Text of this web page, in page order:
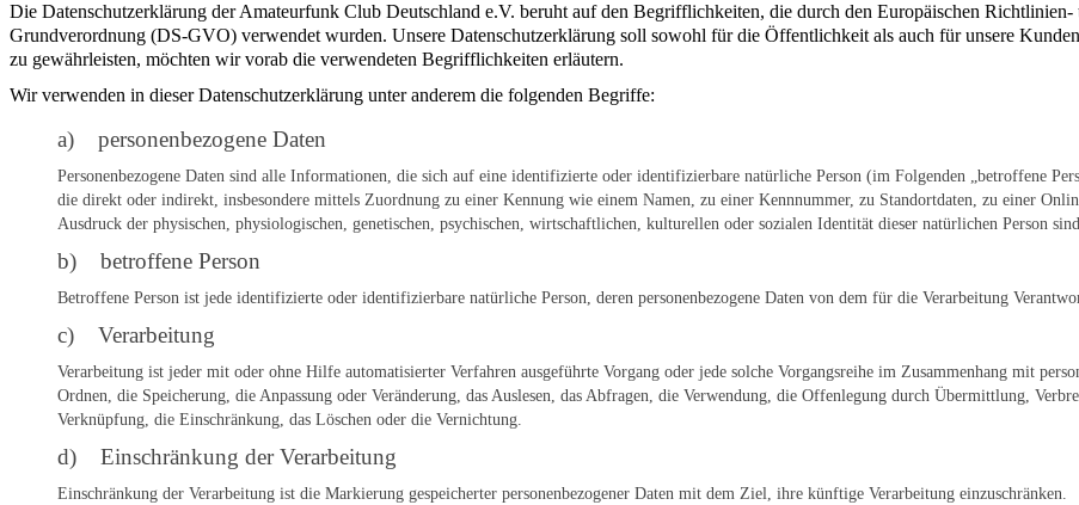
Die Datenschutzerklärung der Amateurfunk Club Deutschland e.V. beruht auf den Begrifflichkeiten, die durch den Europäischen Richtlinien-
Grundverordnung (DS-GVO) verwendet wurden. Unsere Datenschutzerklärung soll sowohl für die Öffentlichkeit als auch für unsere
zu gewährleisten, möchten wir vorab die verwendeten Begrifflichkeiten erläutern.
Wir verwenden in dieser Datenschutzerklärung unter anderem die folgenden Begriffe:
a) personenbezogene Daten
Personenbezogene Daten sind alle Informationen, die sich auf eine identifizierte oder identifizierbare natürliche Person (im Folgenden „betroffene
die direkt oder indirekt, insbesondere mittels Zuordnung zu einer Kennung wie einem Namen, zu einer Kennnummer, zu Standortdaten, zu einer
Ausdruck der physischen, physiologischen, genetischen, psychischen, wirtschaftlichen, kulturellen oder sozialen Identität dieser natürlichen Person
b) betroffene Person
Betroffene Person ist jede identifizierte oder identifizierbare natürliche Person, deren personenbezogene Daten von dem für die Verarbeitung
c) Verarbeitung
Verarbeitung ist jeder mit oder ohne Hilfe automatisierter Verfahren ausgeführte Vorgang oder jede solche Vorgangsreihe im Zusammenhang mit
Ordnen, die Speicherung, die Anpassung oder Veränderung, das Auslesen, das Abfragen, die Verwendung, die Offenlegung durch Übermittlung,
Verknüpfung, die Einschränkung, das Löschen oder die Vernichtung.
d) Einschränkung der Verarbeitung
Einschränkung der Verarbeitung ist die Markierung gespeicherter personenbezogener Daten mit dem Ziel, ihre künftige Verarbeitung einzuschränken.